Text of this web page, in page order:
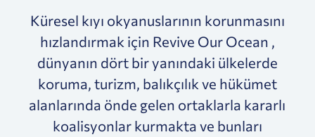
Küresel kıyı okyanuslarının korunmasını
hızlandırmak için Revive Our Ocean ,
dünyanın dört bir yanındaki ülkelerde
koruma, turizm, balıkçılık ve hükümet
alanlarında önde gelen ortaklarla kararlı
koalisyonlar kurmakta ve bunları